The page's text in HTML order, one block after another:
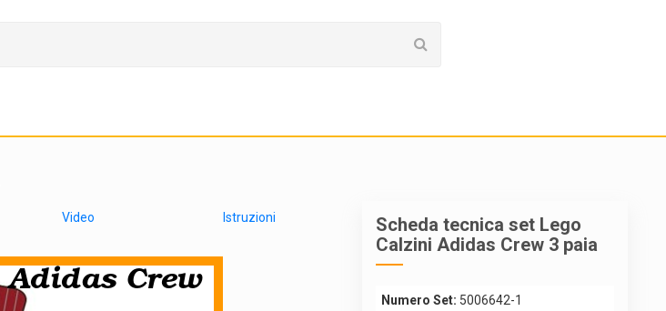
Video Istruzioni
Scheda tecnica set Lego
Calzini Adidas Crew 3 paia
Numero Set: 5006642-1